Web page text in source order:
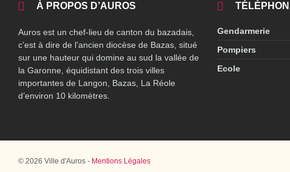
À PROPOS D’AUROS
Auros est un chef-lieu de canton du bazadais,
c’est à dire de l’ancien diocèse de Bazas, situé
sur une hauteur qui domine au sud la vallée de
la Garonne, équidistant des trois villes
importantes de Langon, Bazas, La Réole
d’environ 10 kilomètres.
Gendarmerie
Pompiers
Ecole
© 2026 Ville d'Auros - Mentions Légales